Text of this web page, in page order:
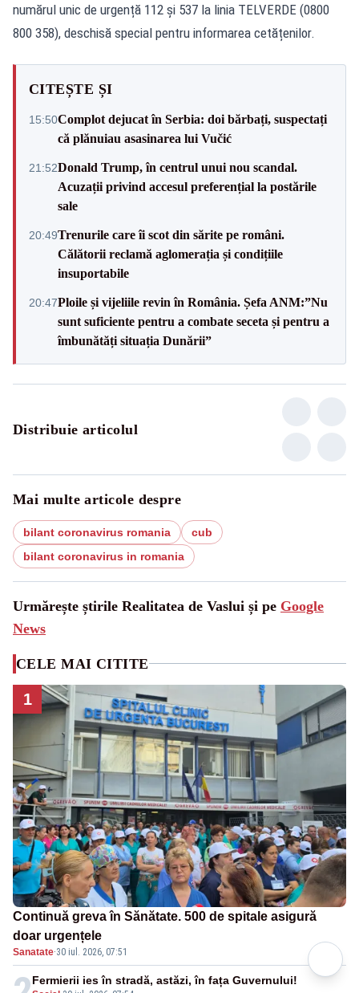
numărul unic de urgență 112 și 537 la linia TELVERDE (0800
800 358), deschisă special pentru informarea cetățenilor.
CITEȘTE ȘI
15:50Complot dejucat în Serbia: doi bărbați, suspectați
că plănuiau asasinarea lui Vučić
21:52Donald Trump, în centrul unui nou scandal.
Acuzații privind accesul preferențial la postările
sale
20:49Trenurile care îi scot din sărite pe români.
Călătorii reclamă aglomerația și condițiile
insuportabile
20:47Ploile și vijeliile revin în România. Șefa ANM:”Nu
sunt suficiente pentru a combate seceta și pentru a
îmbunătăți situația Dunării”
Distribuie articolul
Mai multe articole despre
bilant coronavirus romania
cub
bilant coronavirus in romania
Urmărește știrile Realitatea de Vaslui și pe Google
News
CELE MAI CITITE
1
Continuă greva în Sănătate. 500 de spitale asigură
doar urgențele
Sanatate·30 iul. 2026, 07:51
Fermierii ies în stradă, astăzi, în fața Guvernului!